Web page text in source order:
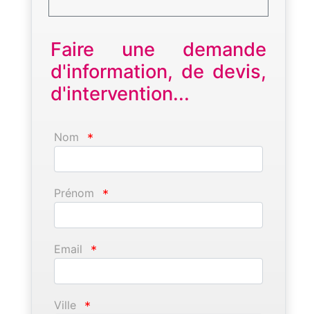
Faire une demande
d'information, de devis,
d'intervention...
Nom *
Prénom *
Email *
Ville *